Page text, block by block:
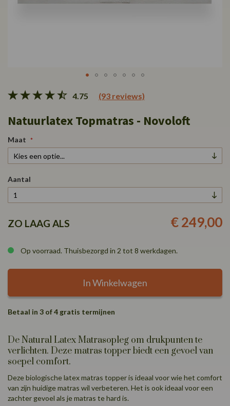
4.75 (93 reviews)
Natuurlatex Topmatras - Novoloft
Maat
Aantal
ZO LAAG ALS € 249,00
Op voorraad. Thuisbezorgd in 2 tot 8 werkdagen.
In Winkelwagen
Betaal in 3 of 4 gratis termijnen
De Natural Latex Matrasopleg om drukpunten te
verlichten. Deze matras topper biedt een gevoel van
soepel comfort.
Deze biologische latex matras topper is ideaal voor wie het comfort
van zijn huidige matras wil verbeteren. Het is ook ideaal voor een
zachter gevoel als je matras te hard is.
naar
begin
de
afbeeldingen-
gallerij